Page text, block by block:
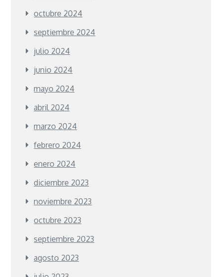
octubre 2024
septiembre 2024
julio 2024
junio 2024
mayo 2024
abril 2024
marzo 2024
febrero 2024
enero 2024
diciembre 2023
noviembre 2023
octubre 2023
septiembre 2023
agosto 2023